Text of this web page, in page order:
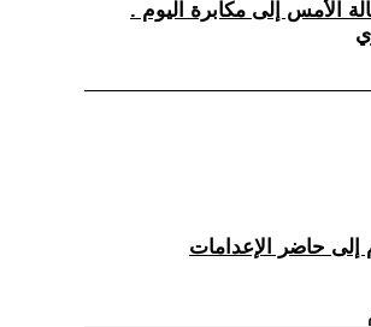
الأمس إلى مكابرة اليوم .